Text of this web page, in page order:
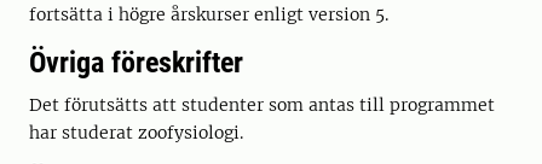
fortsätta i högre årskurser enligt version 5.
Övriga föreskrifter
Det förutsätts att studenter som antas till programmet
har studerat zoofysiologi.